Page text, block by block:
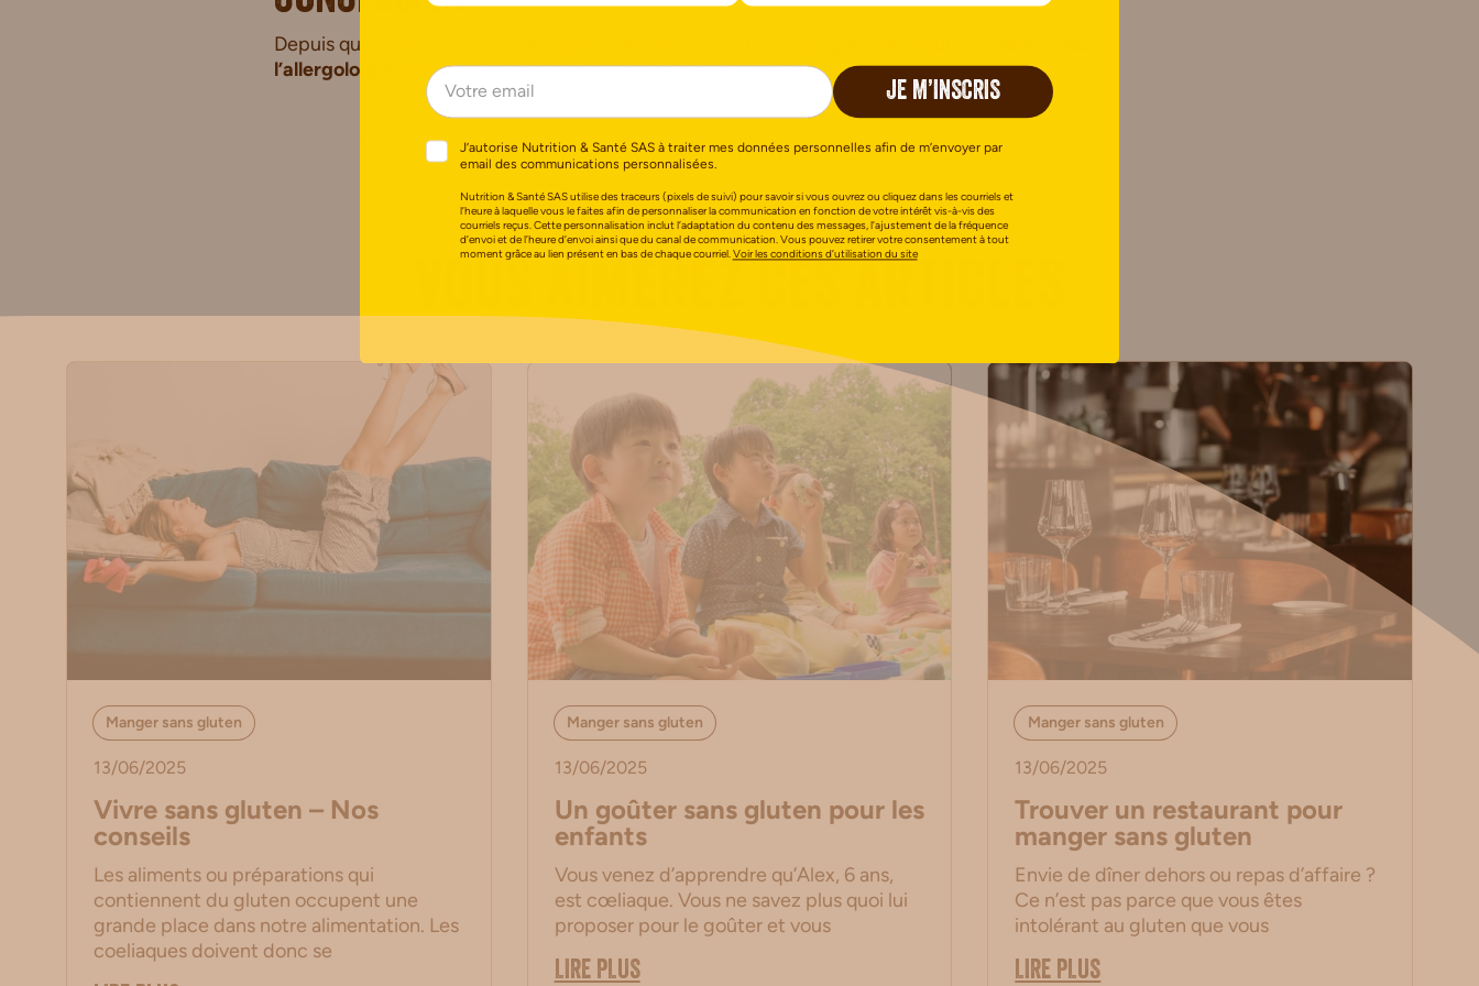
Depuis quelques années, les allergies croisées sont en nette progression. Seuls des
l’allergologue
pourront les dépister et déterminer l’allergène principal.
Manger sans gluten
13/06/2025
Vivre sans gluten – Nos
conseils
Les aliments ou préparations qui
contiennent du gluten occupent une
grande place dans notre alimentation. Les
coeliaques doivent donc se
Manger sans gluten
13/06/2025
Un goûter sans gluten pour les
enfants
Vous venez d’apprendre qu’Alex, 6 ans,
est cœliaque. Vous ne savez plus quoi lui
proposer pour le goûter et vous
LIRE PLUS
Manger sans gluten
13/06/2025
Trouver un restaurant pour
manger sans gluten
Envie de dîner dehors ou repas d’affaire ?
Ce n’est pas parce que vous êtes
intolérant au gluten que vous
LIRE PLUS
JE M’INSCRIS
J’autorise Nutrition & Santé SAS à traiter mes données personnelles afin de m’envoyer par
email des communications personnalisées.
Nutrition & Santé SAS utilise des traceurs (pixels de suivi) pour savoir si vous ouvrez ou cliquez dans les courriels et
l’heure à laquelle vous le faites afin de personnaliser la communication en fonction de votre intérêt vis-à-vis des
courriels reçus. Cette personnalisation inclut l’adaptation du contenu des messages, l’ajustement de la fréquence
d’envoi et de l’heure d’envoi ainsi que du canal de communication. Vous pouvez retirer votre consentement à tout
moment grâce au lien présent en bas de chaque courriel.Voir les conditions d’utilisation du site